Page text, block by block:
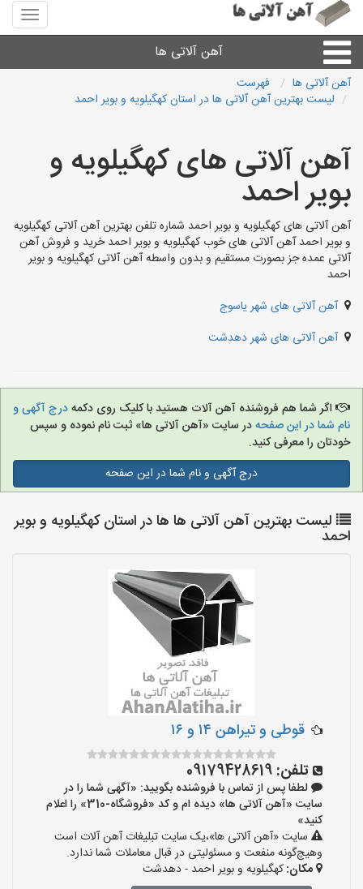
منوی
سایت
آلاتی
آهن آلاتی ها
میلگرد نبشی،مفتول
سایر آهن آلات
آهن آلاتی ها
فهرست
لیست بهترین آهن آلاتی ها در استان کهگیلویه و بویر احمد
آهن آلاتی های کهگیلویه و
بویر احمد
آهن آلاتی های کهگیلویه و بویر احمد شماره تلفن بهترین آهن آلاتی کهگیلویه
و بویر احمد آهن آلاتی های خوب کهگیلویه و بویر احمد خرید و فروش آهن
آلاتی عمده جز بصورت مستقیم و بدون واسطه آهن آلاتی کهگیلویه و بویر
احمد
آهن آلاتی های شهر یاسوج
آهن آلاتی های شهر دهدشت
اگر شما هم فروشنده آهن آلات هستید با کلیک روی دکمهدرج آگهی و
نام شما در این صفحهدر سایت «آهن آلاتی ها» ثبت نام نموده و سپس
خودتان را معرفی کنید.
درج آگهی و نام شما در این صفحه
لیست بهترین آهن آلاتی ها ها در استان کهگیلویه و بویر
احمد
قوطی و تیراهن ۱۴ و ۱۶
تلفن: 09179428619
لطفا پس از تماس با فروشنده بگویید: «آگهی شما را در
سایت «آهن آلاتی ها» دیده ام و کد «فروشگاه-310» را اعلام
کنید»
سایت «آهن آلاتی ها»،یک سایت تبلیغات آهن آلات است
وهیچ‌گونه منفعت و مسئولیتی در قبال معاملات شما ندارد.
مکان:کهگیلویه و بویر احمد - دهدشت